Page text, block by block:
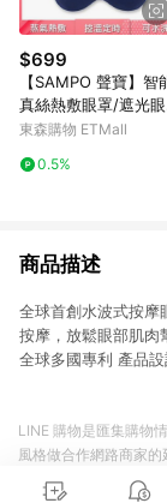
$699
【SAMPO 聲寶】智
真絲熱敷眼罩/遮光眼
罩/蒸氣眼罩(HQ-
東森購物 ETMall
0.5%
商品描述
全球首創水波式按摩
按摩，放鬆眼部肌肉
全球多國專利 產品設
LINE 購物是匯集購物
風格做合作網路商家
商品至各合作網路商